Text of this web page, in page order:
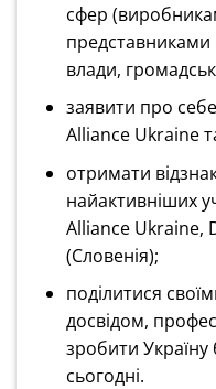
сфер
влади,
заявити про
Alliance Ukraine
отримати
найактивніших
Alliance Ukraine,
(Словенія);
поділитися
досвідом,
зробити
сьогодні.